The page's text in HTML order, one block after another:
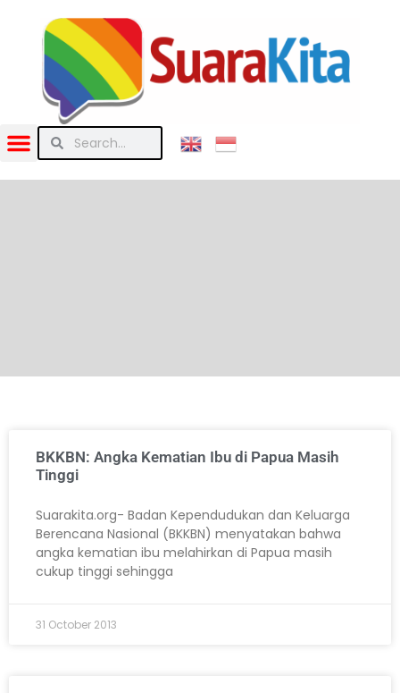
BKKBN: Angka Kematian Ibu di Papua Masih
Tinggi
Suarakita.org- Badan Kependudukan dan Keluarga
Berencana Nasional (BKKBN) menyatakan bahwa
angka kematian ibu melahirkan di Papua masih
cukup tinggi sehingga
31 October 2013